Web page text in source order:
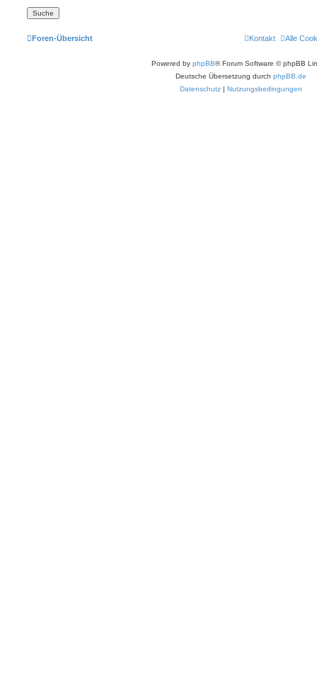
Foren-Übersicht Alle
Kontakt
Powered by phpBB® Forum Software © phpBB
Deutsche Übersetzung durch phpBB.de
Datenschutz | Nutzungsbedingungen